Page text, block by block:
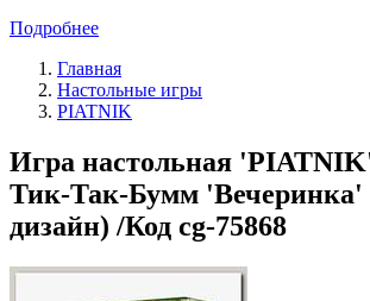
Подробнее
Главная
Настольные игры
PIATNIK
Игра настольная
Тик-Так-Бумм
дизайн) /Код cg-75868